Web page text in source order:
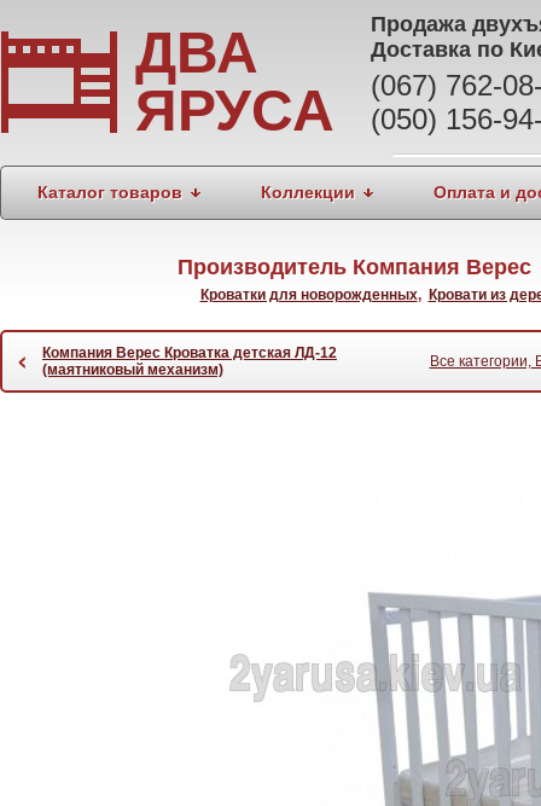
ДВА
ЯРУСА
Продажа
Доставка по
(067) 762-
(050) 156-
Каталог товаров Коллекции Оплата и
Производитель Компания
Кроватки для новорожденных, Кровати из
‹
Компания Верес Кроватка детская ЛД-12
(маятниковый механизм)
Все категории,